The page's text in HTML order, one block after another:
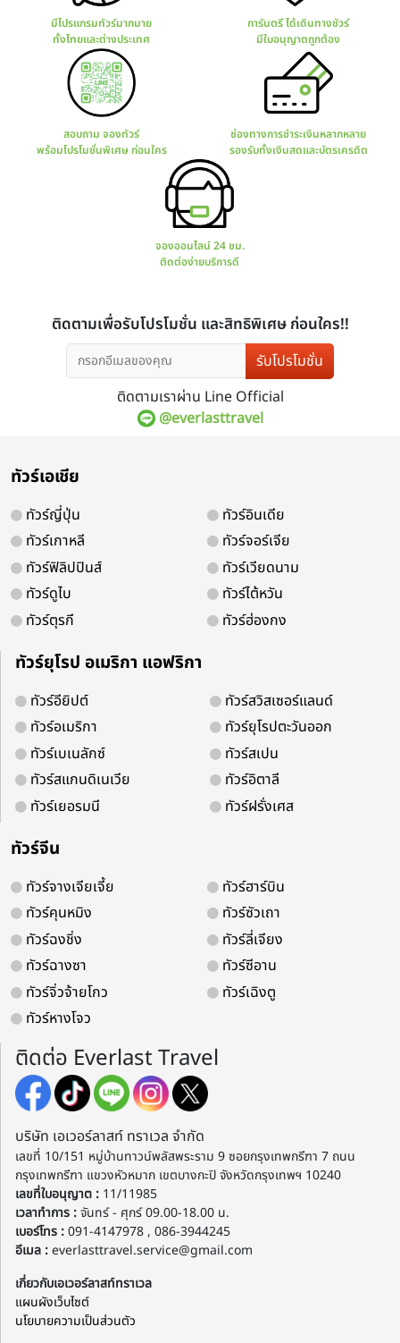
มีโปรแกรมทัวร์มากมาย
ทั้งไทยและต่างประเทศ
พร้อมโปรโมชั่นพิเศษ ก่อนใคร
จองออนไลน์ 24 ชม.
ติดตามเพื่อรับโปรโมชั่น และสิทธิพิเ
รับโปรโมชั่น
ติดตามเราผ่าน Line Official
@everlasttravel
ทัวร์เอเชีย
ทัวร์ญี่ปุ่น
ทัวร์เกาหลี
ทัวร์ฟิลิปปินส์
ทัวร์ดูไบ
ทัวร์ตุรกี
ทัวร์อินเดีย
ทัวร์จอร์เจีย
ทัวร์เวียดนาม
ทัวร์ไต้หวัน
ทัวร์ฮ่องกง
ทัวร์ยุโรป อเมริกา แอฟริกา
ทัวร์อียิปต์
ทัวร์อเมริกา
ทัวร์เบเนลักซ์
ทัวร์สแกนดิเนเวีย
ทัวร์เยอรมนี
ทัวร์สวิสเซอร์แลนด์
ทัวร์ยุโรปตะวันออก
ทัวร์สเปน
ทัวร์อิตาลี
ทัวร์ฝรั่งเศส
ทัวร์จีน
ทัวร์จางเจียเจี้ย
ทัวร์คุนหมิง
ทัวร์ฉงชิ่ง
ทัวร์ฉางซา
ทัวร์จิ่วจ้ายโกว
ทัวร์หางโจว
ทัวร์ฮาร์บิน
ทัวร์ซัวเถา
ทัวร์ลี่เจียง
ทัวร์ซีอาน
ทัวร์เฉิงตู
ติดต่อ Everlast Travel
บริษัท เอเวอร์ลาสท์ ทราเวล จำกัด
เลขที่ 10/151 หมู่บ้านทาวน์พลัสพระราม 9 ซอยกรุงเทพกรีฑา 7 ถนน
กรุงเทพกรีฑา แขวงหัวหมาก เขตบางกะปิ จังหวัดกรุงเทพฯ 10240
เลขที่ใบอนุญาต : 11/11985
เวลาทำการ :จันทร์ - ศุกร์ 09.00-18.00 น.
เบอร์โทร :091-4147978 , 086-3944245
อีเมล :everlasttravel.service@gmail.com
เกี่ยวกับเอเวอร์ลาสท์ทราเวล
แผนผังเว็บไซต์
นโยบายความเป็นส่วนตัว